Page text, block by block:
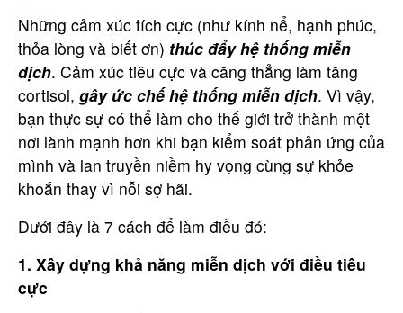
Những cảm xúc tích cực (như kính nể, hạnh phúc,
thỏa lòng và biết ơn) thúc đẩy hệ thống miễn
dịch. Cảm xúc tiêu cực và căng thẳng làm tăng
cortisol, gây ức chế hệ thống miễn dịch. Vì vậy,
bạn thực sự có thể làm cho thế giới trở thành một
nơi lành mạnh hơn khi bạn kiểm soát phản ứng của
mình và lan truyền niềm hy vọng cùng sự khỏe
khoắn thay vì nỗi sợ hãi.
Dưới đây là 7 cách để làm điều đó:
1. Xây dựng khả năng miễn dịch với điều tiêu
cực